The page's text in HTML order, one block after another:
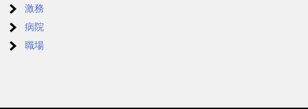
激務
病院
職場